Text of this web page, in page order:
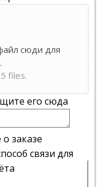
сюди для
files.
его сюда
заказе
связи для